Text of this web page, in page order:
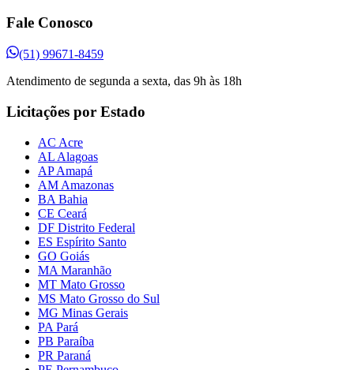
Fale Conosco
(51) 99671-8459
Atendimento de segunda a sexta, das 9h às 18h
Licitações por Estado
AC Acre
AL Alagoas
AP Amapá
AM Amazonas
BA Bahia
CE Ceará
DF Distrito Federal
ES Espírito Santo
GO Goiás
MA Maranhão
MT Mato Grosso
MS Mato Grosso do Sul
MG Minas Gerais
PA Pará
PB Paraíba
PR Paraná